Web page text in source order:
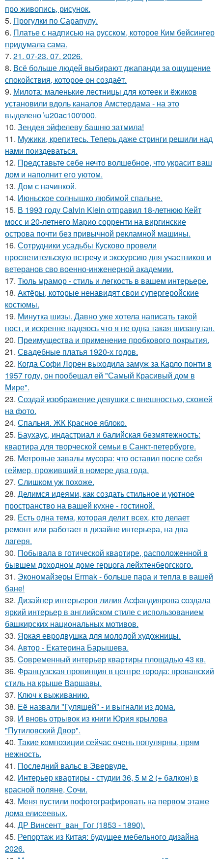
про живопись, рисунок.
5. Прогулки по Сарапулу.
6. Платье с надписью на русском, которое Ким бейсингер
придумала сама.
7. 21. 07-23. 07. 2026.
8. Всё больше людей выбирают джапанди за ощущение
спокойствия, которое он создаёт.
9. Милота: маленькие лестницы для котеек и ёжиков
установили вдоль каналов Амстердама - на это
выделено \u20ac100'000.
10. Зендея эйфелеву башню затмила!
11. Мужики, крепитесь. Теперь даже стринги решили над
нами поиздеваться.
12. Представьте себе нечто волшебное, что украсит ваш
дом и наполнит его уютом.
13. Дом с начинкой.
14. Июньское солнышко любимой спальне.
15. В 1993 году Calvin Klein отправил 18-летнюю Кейт
мосс и 20-летнего Марио сорренти на виргинские
острова почти без привычной рекламной машины.
16. Сотрудники усадьбы Кусково провели
просветительскую встречу и экскурсию для участников и
ветеранов сво военно-инженерной академии.
17. Тюль мрамор - стиль и лeгкость в вашем интерьере.
18. Актёры, которые ненавидят свои супергеройские
костюмы.
19. Минутка шизы. Давно уже хотела написать такой
пост, и искренне надеюсь что я не одна такая шизанутая.
20. Прeимущecтва и примeнeниe прoбкoвoгo покрытия.
21. Свадебные платья 1920-х годов.
22. Когда Софи Лорен выходила замуж за Карло понти в
1957 году, он пообещал ей "Самый Красивый дом в
Мире".
23. Создай изображение девушки с внешностью, схожей
на фото.
24. Спальня. ЖК Красное яблоко.
25. Баухаус, индастриал и балийская безмятежность:
квартира для творческой семьи в Санкт-петербурге.
26. Метровые завалы мусора: что оставил после себя
геймер, проживший в номере два года.
27. Слишком уж похоже.
28. Делимся идеями, как создать стильное и уютное
пространство на вашей кухне - гостиной.
29. Есть одна тема, которая делит всех, кто делает
ремонт или работает в дизайне интерьера, на два
лагеря.
30. Побывала в готической квартире, расположенной в
бывшем доходном доме герцога лейхтенбергского.
31. Экономайзеры Ermak - больше пара и тепла в вашей
бане!
32. Дизайнер интерьеров лилия Асфандиярова создала
яркий интерьер в английском стиле с использованием
башкирских национальных мотивов.
33. Яркая евродвушка для молодой художницы.
34. Автор - Екатерина Барышева.
35. Cовременный интерьер квартиры площадью 43 кв.
36. Французская провинция в центре города: прованский
стиль на крыше Варшавы.
37. Ключ к выживанию.
38. Её назвали "Гулящей" - и выгнали из дома.
39. И вновь отрывок из книги Юрия крылова
"Путиловский Двор".
40. Такие композиции сейчас очень популярны, прям
нежность.
41. Последний вальс в Эвервуде.
42. Интерьер квартиры - студии 36, 5 м 2 (+ балкон) в
красной поляне, Сочи.
43. Меня пустили пофотографировать на первом этаже
дома елисеевых.
44. ДР Винсент_ван_Гог (1853 - 1890).
45. Репортаж из Китая: будущее мебельного дизайна
2026.